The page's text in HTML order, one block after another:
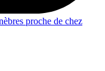
proche de chez